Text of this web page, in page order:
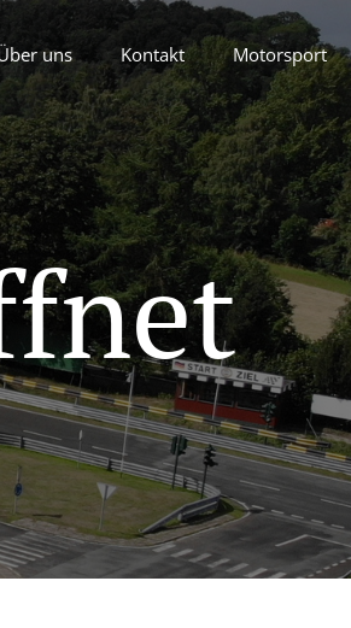
uns Kontakt Motorsport